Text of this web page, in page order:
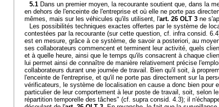
5.1 Dans un premier moyen, la recourante soutient que, dans la
en dehors de l'enceinte de l'entreprise et où elle ne porte pas
mêmes, mais sur les véhicules qu'ils utilisent, l'art. 26 OLT 3 ne
Les possibilités techniques exactes offertes par le système de
contestées par la recourante (sur cette question, cf. infra consid.
est en mesure, grâce à ce système, de savoir a posteriori, au
ses collaborateurs commencent et terminent leur activité, quels
et à quelle heure, ainsi que le temps qu'ils consacrent à chaque
lui permet ainsi de connaître de manière relativement précise
collaborateurs durant une journée de travail. Bien qu'il soit, à
l'enceinte de l'entreprise, et qu'il ne porte pas directement sur la
vérificateurs, le système de localisation en cause a donc bien pour
particulier de leur comportement à leur poste de travail, soit, selon
répartition temporelle des tâches" (cf. supra consid. 4.3); il